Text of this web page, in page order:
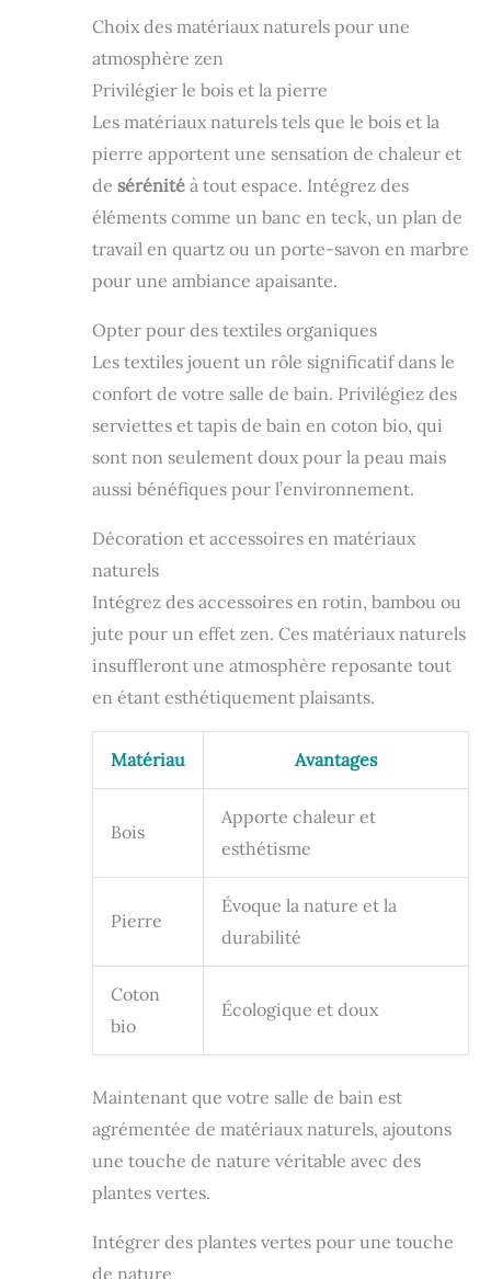
Choix des matériaux naturels pour une
atmosphère zen
Privilégier le bois et la pierre
Les matériaux naturels tels que le bois et la
pierre apportent une sensation de chaleur et
de sérénité à tout espace. Intégrez des
éléments comme un banc en teck, un plan de
travail en quartz ou un porte-savon en marbre
pour une ambiance apaisante.
Opter pour des textiles organiques
Les textiles jouent un rôle significatif dans le
confort de votre salle de bain. Privilégiez des
serviettes et tapis de bain en coton bio, qui
sont non seulement doux pour la peau mais
aussi bénéfiques pour l’environnement.
Décoration et accessoires en matériaux
naturels
Intégrez des accessoires en rotin, bambou ou
jute pour un effet zen. Ces matériaux naturels
insuffleront une atmosphère reposante tout
en étant esthétiquement plaisants.
Matériau Avantages
Bois
Apporte chaleur et
esthétisme
Pierre
Évoque la nature et la
durabilité
Coton
bio
Écologique et doux
Maintenant que votre salle de bain est
agrémentée de matériaux naturels, ajoutons
une touche de nature véritable avec des
plantes vertes.
Intégrer des plantes vertes pour une touche
de nature